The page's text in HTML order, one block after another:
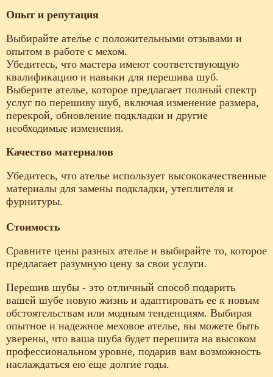
Опыт и репутация
Выбирайте ателье с положительными отзывами и
опытом в работе с мехом.
Убедитесь, что мастера имеют соответствующую
квалификацию и навыки для перешива шуб.
Выберите ателье, которое предлагает полный спектр
услуг по перешиву шуб, включая изменение размера,
перекрой, обновление подкладки и другие
необходимые изменения.
Качество материалов
Убедитесь, что ателье использует высококачественные
материалы для замены подкладки, утеплителя и
фурнитуры.
Стоимость
Сравните цены разных ателье и выбирайте то, которое
предлагает разумную цену за свои услуги.
Перешив шубы - это отличный способ подарить
вашей шубе новую жизнь и адаптировать ее к новым
обстоятельствам или модным тенденциям. Выбирая
опытное и надежное меховое ателье, вы можете быть
уверены, что ваша шуба будет перешита на высоком
профессиональном уровне, подарив вам возможность
наслаждаться ею еще долгие годы.